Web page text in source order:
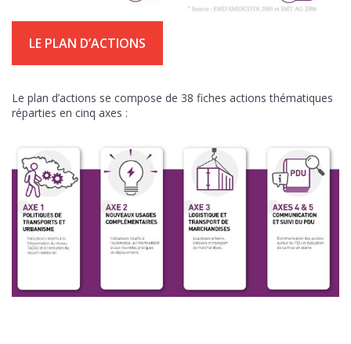
LE PLAN D’ACTIONS
Le plan d’actions se compose de 38 fiches actions thématiques
réparties en cinq axes :